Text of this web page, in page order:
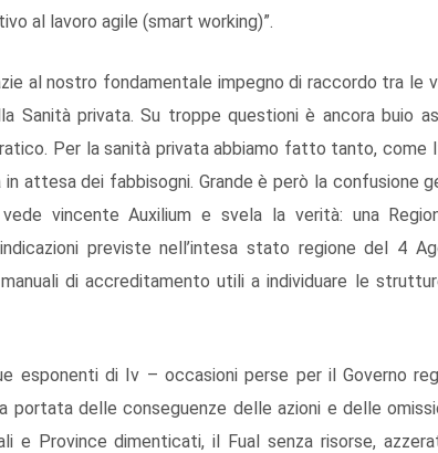
al lavoro agile (smart working)”.
al nostro fondamentale impegno di raccordo tra le
Sanità privata. Su troppe questioni è ancora buio
Per la sanità privata abbiamo fatto tanto, come
attesa dei fabbisogni. Grande è però la confusione
vincente Auxilium e svela la verità: una
previste nell’intesa stato regione del 4
manuali di accreditamento utili a individuare le
esponenti di Iv – occasioni perse per il Governo
delle conseguenze delle azioni e delle
e Province dimenticati, il Fual senza risorse,